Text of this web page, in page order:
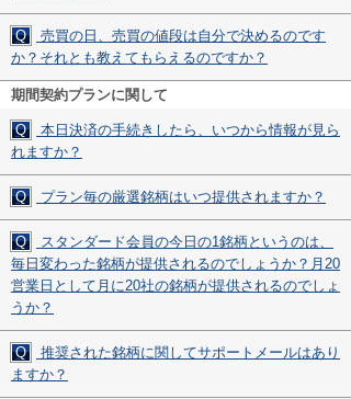
Q
売買の日、売買の値段は自分で決めるのです
か？それとも教えてもらえるのですか？
期間契約プランに関して
Q
本日決済の手続きしたら、いつから情報が見ら
れますか？
Q プラン毎の厳選銘柄はいつ提供されますか？
Q
スタンダード会員の今日の1銘柄というのは、
毎日変わった銘柄が提供されるのでしょうか？月20
営業日として月に20社の銘柄が提供されるのでしょ
うか？
Q
推奨された銘柄に関してサポートメールはあり
ますか？